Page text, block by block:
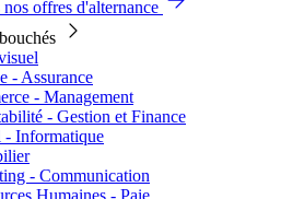
nos offres d'alternance
- Assurance
- Management
- Gestion et Finance
Informatique
- Communication
Humaines - Paie